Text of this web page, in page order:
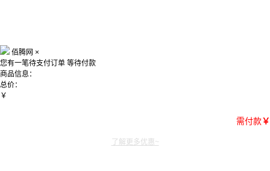
佰腾网 ×
您有一笔待支付订单 等待付款
商品信息：
总价：
￥
需付款￥
了解更多优惠~